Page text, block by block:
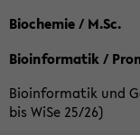
Biochemie / M.Sc.
Bioinformatik /
Bioinformatik und
bis WiSe 25/26)